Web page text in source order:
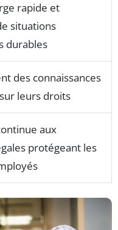
rapide et
situations
durables
des connaissances
leurs droits
aux
protégeant les